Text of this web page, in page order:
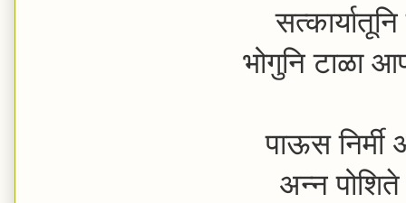
भोगुनि टाळा
पाऊस
अन्न